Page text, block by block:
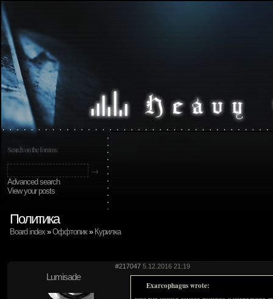
Search on the forums:
Advanced search
View your posts
Политика
Board index »Оффтопик» Курилка
#217047 5.12.2016 21:19
Lumisade
Exarcophagus wrote: